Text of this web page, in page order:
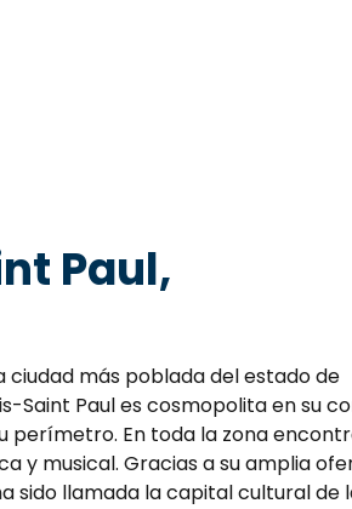
Paul,
ciudad más poblada del estado de
Saint Paul es cosmopolita en su
perímetro. En toda la zona
y musical. Gracias a su amplia
sido llamada la capital cultural de